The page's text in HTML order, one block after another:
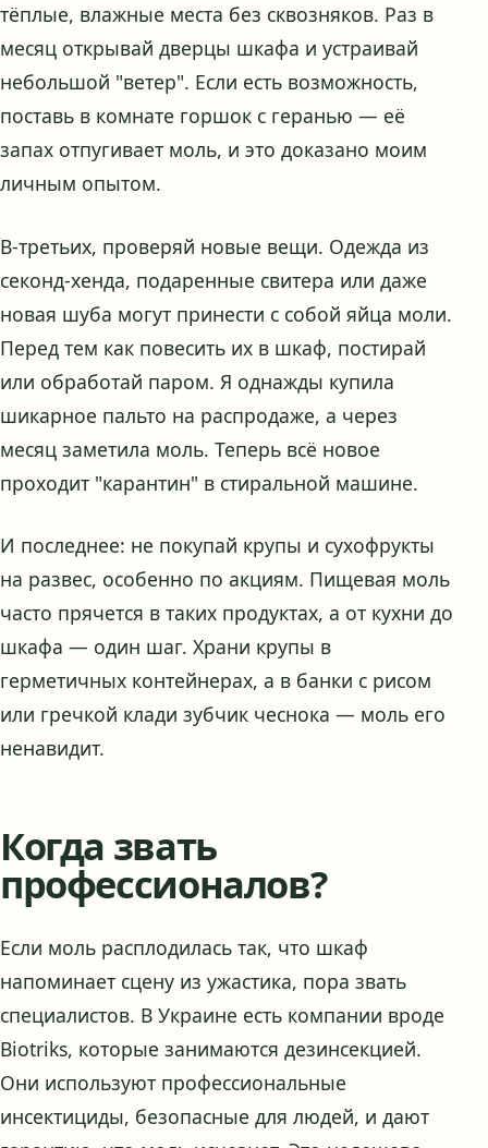
тёплые, влажные места без сквозняков. Раз в
месяц открывай дверцы шкафа и устраивай
небольшой "ветер". Если есть возможность,
поставь в комнате горшок с геранью — её
запах отпугивает моль, и это доказано моим
личным опытом.
В-третьих, проверяй новые вещи. Одежда из
секонд-хенда, подаренные свитера или даже
новая шуба могут принести с собой яйца моли.
Перед тем как повесить их в шкаф, постирай
или обработай паром. Я однажды купила
шикарное пальто на распродаже, а через
месяц заметила моль. Теперь всё новое
проходит "карантин" в стиральной машине.
И последнее: не покупай крупы и сухофрукты
на развес, особенно по акциям. Пищевая моль
часто прячется в таких продуктах, а от кухни до
шкафа — один шаг. Храни крупы в
герметичных контейнерах, а в банки с рисом
или гречкой клади зубчик чеснока — моль его
ненавидит.
Когда звать
профессионалов?
Если моль расплодилась так, что шкаф
напоминает сцену из ужастика, пора звать
специалистов. В Украине есть компании вроде
Biotriks, которые занимаются дезинсекцией.
Они используют профессиональные
инсектициды, безопасные для людей, и дают